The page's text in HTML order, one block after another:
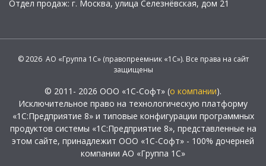
Отдел продаж: г. Москва, улица Селезнёвская, дом 21
© 2026 АО «Группа 1С» (правопреемник «1С»). Все права на сайт
защищены
© 2011- 2026 ООО «1С-Софт» (о компании).
Исключительное право на технологическую платформу
«1С:Предприятие 8» и типовые конфигурации программных
продуктов системы «1С:Предприятие 8», представленные на
этом сайте, принадлежит ООО «1С-Софт» - 100% дочерней
компании АО «Группа 1С»